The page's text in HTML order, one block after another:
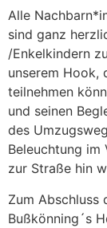
Alle
sind ganz
/Enkelkindern
unserem Hook,
teilnehmen
und seinen
des
Beleuchtung im
zur Straße hin
Zum Abschluss
Bußkönning´s